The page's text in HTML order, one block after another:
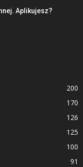
Aplikujesz?
200
170
126
125
100
91